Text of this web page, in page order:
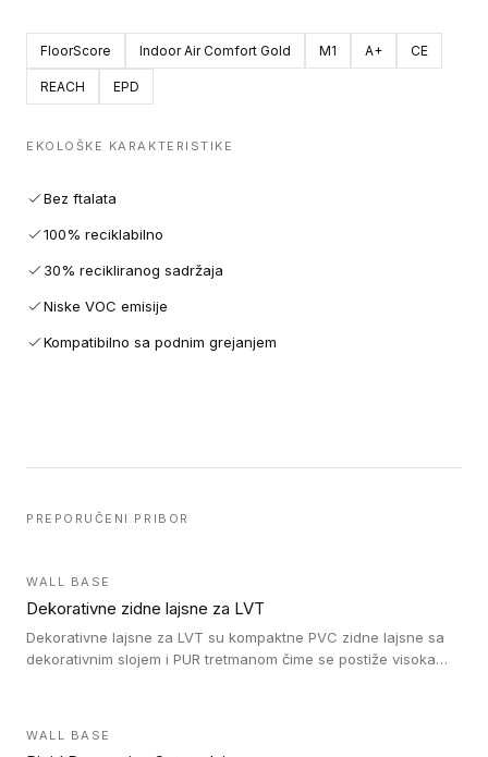
FloorScore Indoor Air Comfort Gold M1 A+ CE
REACH EPD
EKOLOŠKE KARAKTERISTIKE
Bez ftalata
100% reciklabilno
30% recikliranog sadržaja
Niske VOC emisije
Kompatibilno sa podnim grejanjem
PREPORUČENI PRIBOR
WALL BASE
Dekorativne zidne lajsne za LVT
Dekorativne lajsne za LVT su kompaktne PVC zidne lajsne sa
dekorativnim slojem i PUR tretmanom čime se postiže visoka
WALL BASE